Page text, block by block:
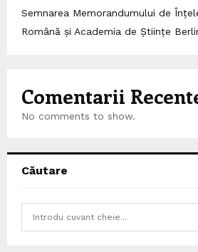
Semnarea Memorandumului de
Română și Academia de Științe
Comentarii
No comments to show.
Căutare